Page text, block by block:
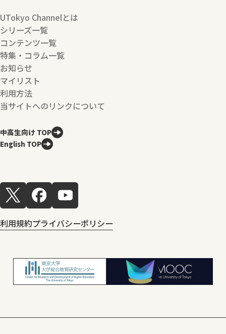
UTokyo Channelとは
シリーズ一覧
コンテンツ一覧
特集・コラム一覧
お知らせ
マイリスト
利用方法
当サイトへのリンクについて
中高生向け TOP
English TOP
利用規約プライバシーポリシー